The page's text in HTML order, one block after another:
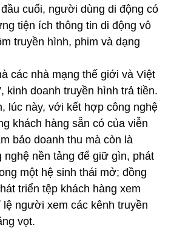
cuối, người dùng di động có
tiện ích thông tin di động vô
truyền hình, phim và dạng
các nhà mạng thế giới và Việt
kinh doanh truyền hình trả tiền.
lúc này, với kết hợp công nghệ
khách hàng sẵn có của viễn
bảo doanh thu mà còn là
nền tảng để giữ gìn, phát
một hệ sinh thái mở; đồng
triển tệp khách hàng xem
người xem các kênh truyền
vọt.